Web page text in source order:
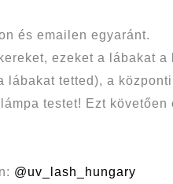
és emailen egyaránt.
ezeket a lábakat a
tetted), a
testet! Ezt követően
@uv_lash_hungary